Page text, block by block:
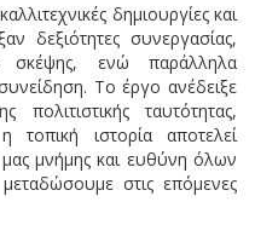
δημιουργίες και
δεξιότητες συνεργασίας,
σκέψης, ενώ παράλληλα
Το έργο ανέδειξε
ταυτότητας,
ιστορία αποτελεί
μνήμης και ευθύνη όλων
στις επόμενες